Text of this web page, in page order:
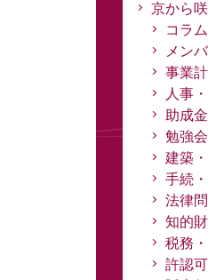
京から
コラム
メン
事業
人事
助成金
勉強
建築
手続
法律
知的
税務
許認可